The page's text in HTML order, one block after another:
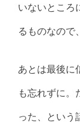
いないところ
るものなので
あとは最後に
も忘れずに。
った、という